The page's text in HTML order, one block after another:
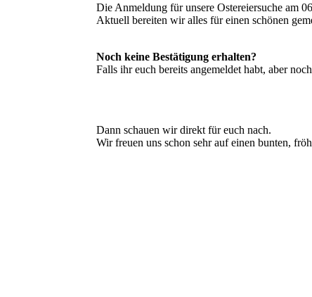
Die Anmeldung für unsere Ostereiersuche am
Aktuell bereiten wir alles für einen schönen
Noch keine Bestätigung erhalten?
Falls ihr euch bereits angemeldet habt, aber
Dann schauen wir direkt für euch nach.
Wir freuen uns schon sehr auf einen bunten,